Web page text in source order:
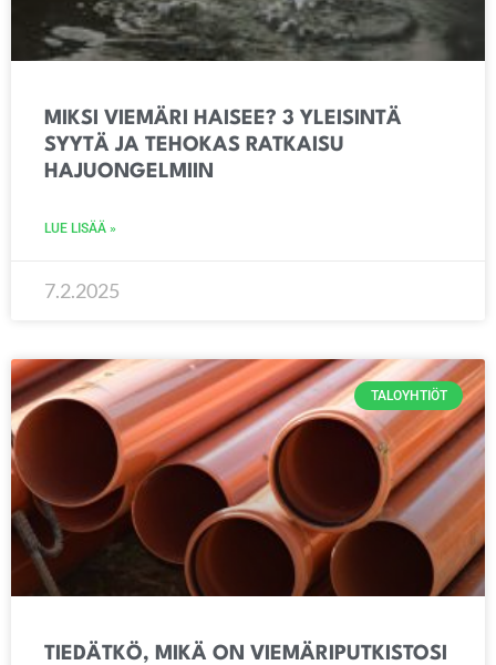
MIKSI VIEMÄRI HAISEE? 3 YLEISINTÄ
SYYTÄ JA TEHOKAS RATKAISU
HAJUONGELMIIN
LUE LISÄÄ »
7.2.2025
TALOYHTIÖT
TIEDÄTKÖ, MIKÄ ON VIEMÄRIPUTKISTOSI